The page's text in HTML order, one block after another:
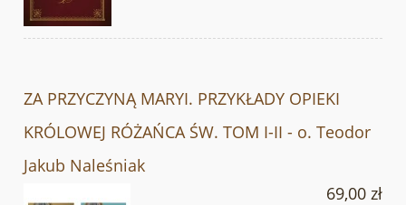
ZA PRZYCZYNĄ MARYI. PRZYKŁADY OPIEKI
KRÓLOWEJ RÓŻAŃCA ŚW. TOM I-II - o. Teodor
Jakub Naleśniak
69,00 zł